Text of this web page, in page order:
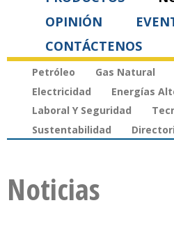
OPINIÓN
CONTÁCTENOS
Petróleo Gas Natural
Electricidad
Energías
Laboral Y Seguridad
Sustentabilidad
Noticias